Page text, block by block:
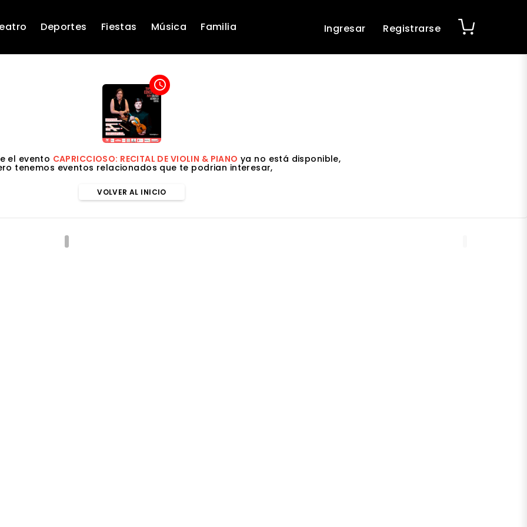
Deportes Fiestas Música Familia Ingresar Registrarse
access_time
el evento CAPRICCIOSO: RECITAL DE VIOLIN & PIANO ya no está disponible,
tenemos eventos relacionados que te podrian interesar,
VOLVER AL INICIO